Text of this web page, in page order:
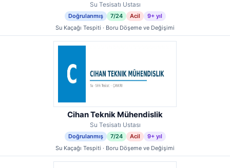
Su Tesisatı Ustası
Doğrulanmış 7/24 Acil
9+ yıl
Su Kaçağı Tespiti · Boru Döşeme ve Değişimi
Cihan Teknik Mühendislik
Su Tesisatı Ustası
Doğrulanmış 7/24 Acil
9+ yıl
Su Kaçağı Tespiti · Boru Döşeme ve Değişimi